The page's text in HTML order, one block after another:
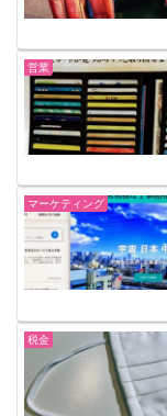
営業
マーケティング
税金